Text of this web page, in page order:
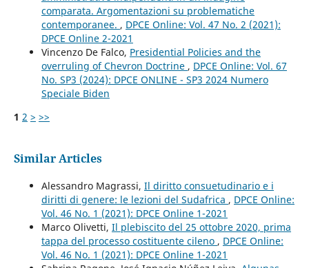
comparata. Argomentazioni su problematiche
contemporanee. , DPCE Online: Vol. 47 No. 2 (2021):
DPCE Online 2-2021
Vincenzo De Falco, Presidential Policies and the
overruling of Chevron Doctrine , DPCE Online: Vol. 67
No. SP3 (2024): DPCE ONLINE - SP3 2024 Numero
Speciale Biden
1 2 > >>
Similar Articles
Alessandro Magrassi, Il diritto consuetudinario e i
diritti di genere: le lezioni del Sudafrica , DPCE Online:
Vol. 46 No. 1 (2021): DPCE Online 1-2021
Marco Olivetti, Il plebiscito del 25 ottobre 2020, prima
tappa del processo costituente cileno , DPCE Online:
Vol. 46 No. 1 (2021): DPCE Online 1-2021